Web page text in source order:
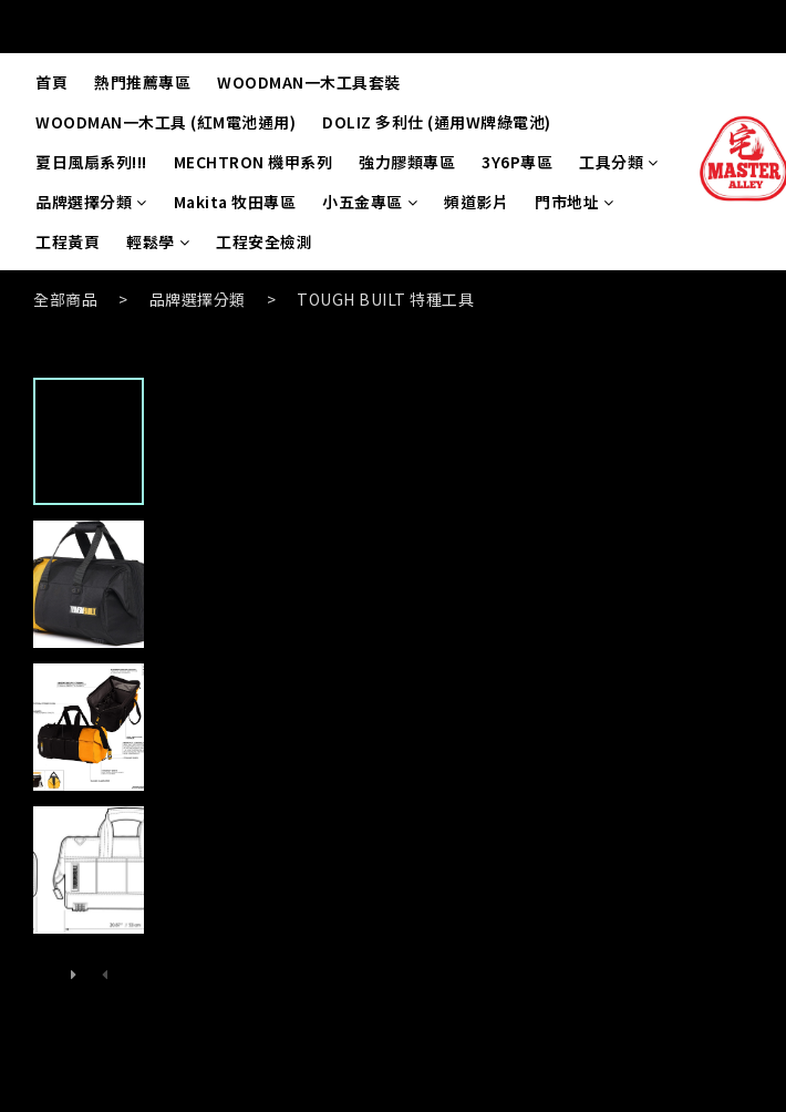
首頁 熱門推薦專區
WOODMAN一木工具套裝
WOODMAN一木工具 (紅M電池通用)
DOLIZ 多利仕 (通用W牌綠電池)
夏日風扇系列!!!
MECHTRON 機甲系列 強力膠類專區 3Y6P專區
工具分類
品牌選擇分類
Makita 牧田專區 小五金專區 頻道影片
門市地址
工程黃頁
輕鬆學 工程安全檢測
全部商品 > 品牌選擇分類 > TOUGH BUILT 特種工具